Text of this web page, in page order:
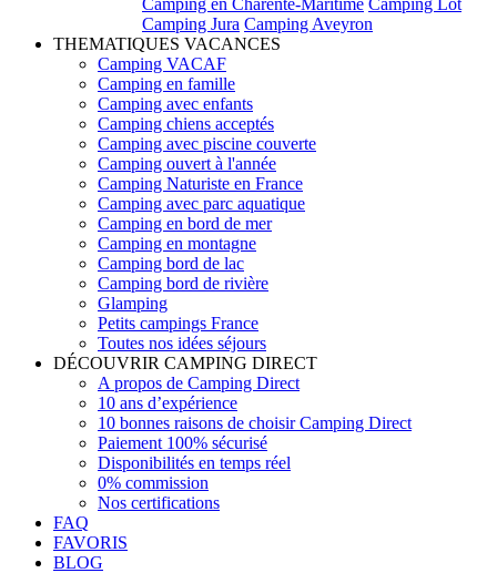
Camping en Charente-Maritime Camping Lot
Camping Jura Camping Aveyron
THEMATIQUES VACANCES
Camping VACAF
Camping en famille
Camping avec enfants
Camping chiens acceptés
Camping avec piscine couverte
Camping ouvert à l'année
Camping Naturiste en France
Camping avec parc aquatique
Camping en bord de mer
Camping en montagne
Camping bord de lac
Camping bord de rivière
Glamping
Petits campings France
Toutes nos idées séjours
DÉCOUVRIR CAMPING DIRECT
A propos de Camping Direct
10 ans d’expérience
10 bonnes raisons de choisir Camping Direct
Paiement 100% sécurisé
Disponibilités en temps réel
0% commission
Nos certifications
FAQ
FAVORIS
BLOG